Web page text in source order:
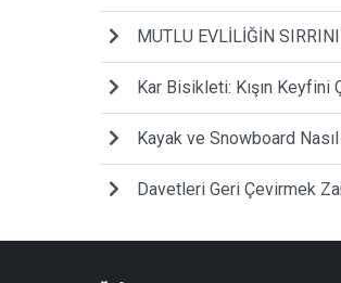
MUTLU EVLİLİĞİN
Kar Bisikleti: Kışın Keyfini
Kayak ve Snowboard
Davetleri Geri Çevirmek